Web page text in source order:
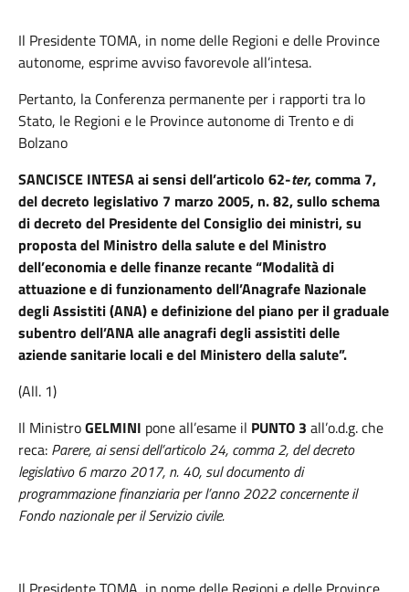
Il Presidente TOMA, in nome delle Regioni e delle Province
autonome, esprime avviso favorevole all’intesa.
Pertanto, la Conferenza permanente per i rapporti tra lo
Stato, le Regioni e le Province autonome di Trento e di
Bolzano
SANCISCE INTESA ai sensi dell’articolo 62-ter, comma 7,
del decreto legislativo 7 marzo 2005, n. 82, sullo schema
di decreto del Presidente del Consiglio dei ministri, su
proposta del Ministro della salute e del Ministro
dell’economia e delle finanze recante “Modalità di
attuazione e di funzionamento dell’Anagrafe Nazionale
degli Assistiti (ANA) e definizione del piano per il graduale
subentro dell’ANA alle anagrafi degli assistiti delle
aziende sanitarie locali e del Ministero della salute”.
(All. 1)
Il MinistroGELMINI pone all’esame il PUNTO 3 all’o.d.g. che
reca: Parere, ai sensi dell’articolo 24, comma 2, del decreto
legislativo 6 marzo 2017, n. 40, sul documento di
programmazione finanziaria per l’anno 2022 concernente il
Fondo nazionale per il Servizio civile.